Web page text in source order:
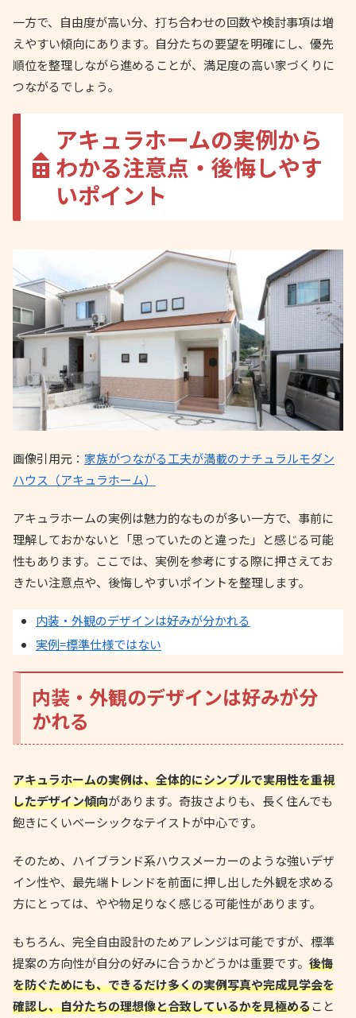
一方で、自由度が高い分、打ち合わせの回数や検討事項は増
えやすい傾向にあります。自分たちの要望を明確にし、優先
順位を整理しながら進めることが、満足度の高い家づくりに
つながるでしょう。
アキュラホームの実例から
わかる注意点・後悔しやす
いポイント
画像引用元： 家族がつながる工夫が満載のナチュラルモダン
ハウス（アキュラホーム）
アキュラホームの実例は魅力的なものが多い一方で、事前に
理解しておかないと「思っていたのと違った」と感じる可能
性もあります。ここでは、実例を参考にする際に押さえてお
きたい注意点や、後悔しやすいポイントを整理します。
内装・外観のデザインは好みが分かれる
実例=標準仕様ではない
内装・外観のデザインは好みが分
かれる
アキュラホームの実例は、全体的にシンプルで実用性を重視
したデザイン傾向があります。奇抜さよりも、長く住んでも
飽きにくいベーシックなテイストが中心です。
そのため、ハイブランド系ハウスメーカーのような強いデザ
イン性や、最先端トレンドを前面に押し出した外観を求める
方にとっては、やや物足りなく感じる可能性があります。
もちろん、完全自由設計のためアレンジは可能ですが、標準
提案の方向性が自分の好みに合うかどうかは重要です。 後悔
を防ぐためにも、できるだけ多くの実例写真や完成見学会を
確認し、自分たちの理想像と合致しているかを見極めること